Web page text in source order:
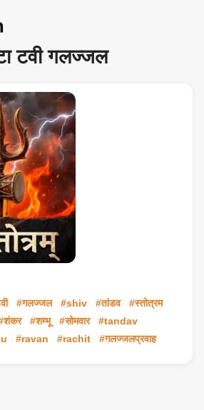
टवी गलज्जल
#गलज्जल #shiv #तांडव
#स्तोत्रम
#शम्भू #सोमवार
#tandav
#ravan #rachit #गलज्जलप्रवाह